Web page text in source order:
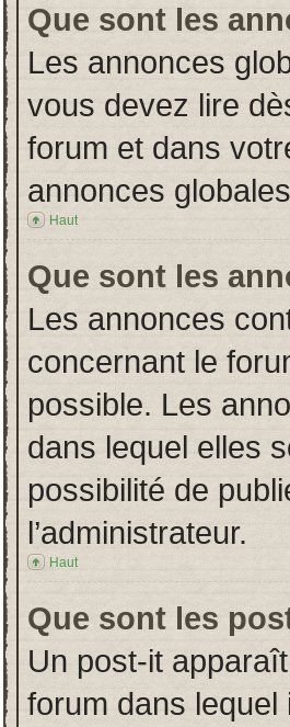
Que sont les
Les annonces
vous devez lire
forum et dans
annonces
Haut
Que sont les
Les annonces
concernant le
possible. Les
dans lequel elles
possibilité de
l’administrateur.
Haut
Que sont les
Un post-it
forum dans lequel